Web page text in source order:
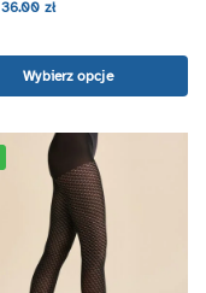
36.00 zł
Wybierz opcje